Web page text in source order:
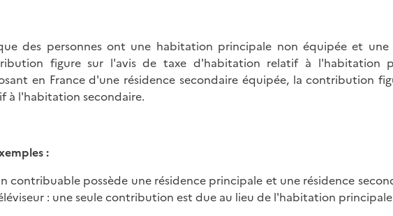
des personnes ont une habitation principale non équipée et une
figure sur l'avis de taxe d'habitation relatif à l'habitation
en France d'une résidence secondaire équipée, la contribution
à l'habitation secondaire.
:
contribuable possède une résidence principale et une résidence
: une seule contribution est due au lieu de l'habitation